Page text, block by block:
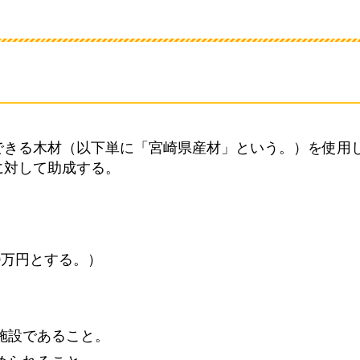
る木材（以下単に「宮崎県産材」という。）を使用
して助成する。
円とする。）
であること。